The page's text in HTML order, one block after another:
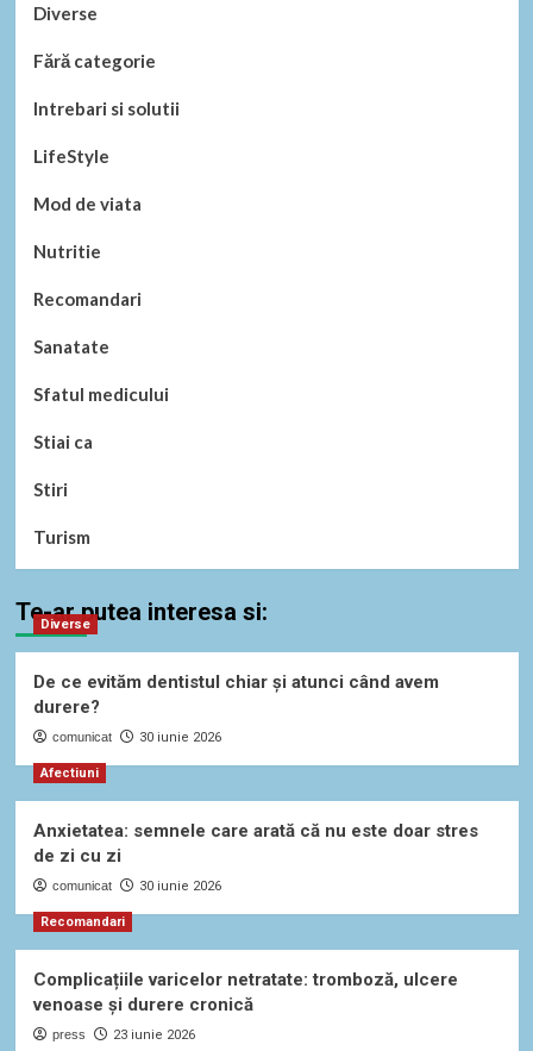
Diverse
Fără categorie
Intrebari si solutii
LifeStyle
Mod de viata
Nutritie
Recomandari
Sanatate
Sfatul medicului
Stiai ca
Stiri
Turism
Te-ar putea interesa si:
Diverse
De ce evităm dentistul chiar și atunci când avem
durere?
comunicat 30 iunie 2026
Afectiuni
Anxietatea: semnele care arată că nu este doar stres
de zi cu zi
comunicat 30 iunie 2026
Recomandari
Complicațiile varicelor netratate: tromboză, ulcere
venoase și durere cronică
press 23 iunie 2026